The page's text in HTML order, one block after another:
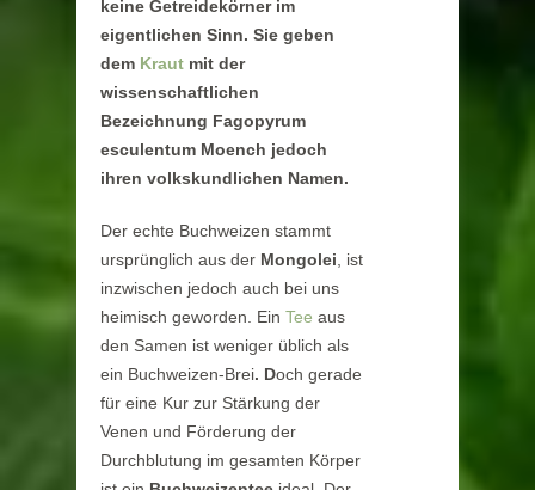
keine Getreidekörner im
eigentlichen Sinn. Sie geben
dem Kraut mit der
wissenschaftlichen
Bezeichnung Fagopyrum
esculentum Moench jedoch
ihren volkskundlichen Namen.
Der echte Buchweizen stammt
ursprünglich aus der Mongolei , ist
inzwischen jedoch auch bei uns
heimisch geworden. Ein Tee aus
den Samen ist weniger üblich als
ein Buchweizen-Brei. Doch gerade
für eine Kur zur Stärkung der
Venen und Förderung der
Durchblutung im gesamten Körper